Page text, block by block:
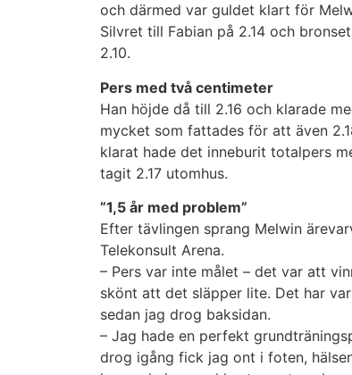
och därmed var guldet klart för
Silvret till Fabian på 2.14 och
2.10.
Pers med två centimeter
Han höjde då till 2.16 och klarade
mycket som fattades för att även
klarat hade det inneburit totalpers
tagit 2.17 utomhus.
”1,5 år med problem”
Efter tävlingen sprang Melwin
Telekonsult Arena.
– Pers var inte målet – det var att
skönt att det släpper lite. Det har
sedan jag drog baksidan.
– Jag hade en perfekt
drog igång fick jag ont i foten,